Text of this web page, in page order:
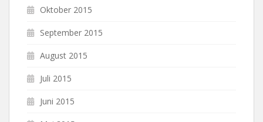
Oktober 2015
September 2015
August 2015
Juli 2015
Juni 2015